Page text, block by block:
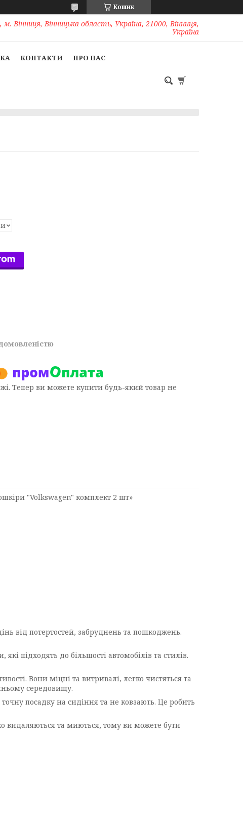
Кошик
Вінниця, Вінницька область, Україна, 21000, Вінниця,
Україна
КОНТАКТИ ПРО НАС
Тепер ви можете купити будь-який товар не
"Volkswagen" комплект 2 шт»
від потертостей, забруднень та пошкоджень.
підходять до більшості автомобілів та стилів.
Вони міцні та витривалі, легко чистяться та
середовищу.
посадку на сидіння та не ковзають. Це робить
видаляються та миються, тому ви можете бути